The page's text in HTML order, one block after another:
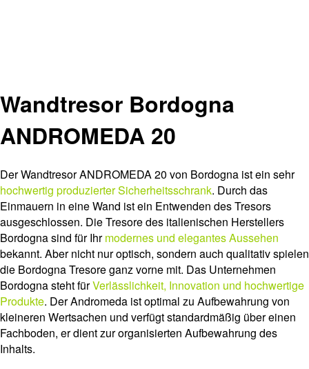
Wandtresor Bordogna
ANDROMEDA 20
Der Wandtresor ANDROMEDA 20 von Bordogna ist ein sehr
hochwertig produzierter Sicherheitsschrank. Durch das
Einmauern in eine Wand ist ein Entwenden des Tresors
ausgeschlossen. Die Tresore des italienischen Herstellers
Bordogna sind für Ihrmodernes und elegantes Aussehen
bekannt. Aber nicht nur optisch, sondern auch qualitativ spielen
die Bordogna Tresore ganz vorne mit. Das Unternehmen
Bordogna steht fürVerlässlichkeit, Innovation und hochwertige
Produkte. Der Andromeda ist optimal zu Aufbewahrung von
kleineren Wertsachen und verfügt standardmäßig über einen
Fachboden, er dient zur organisierten Aufbewahrung des
Inhalts.